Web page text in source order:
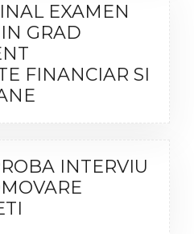
EXAMEN
GRAD
FINANCIAR SI
INTERVIU